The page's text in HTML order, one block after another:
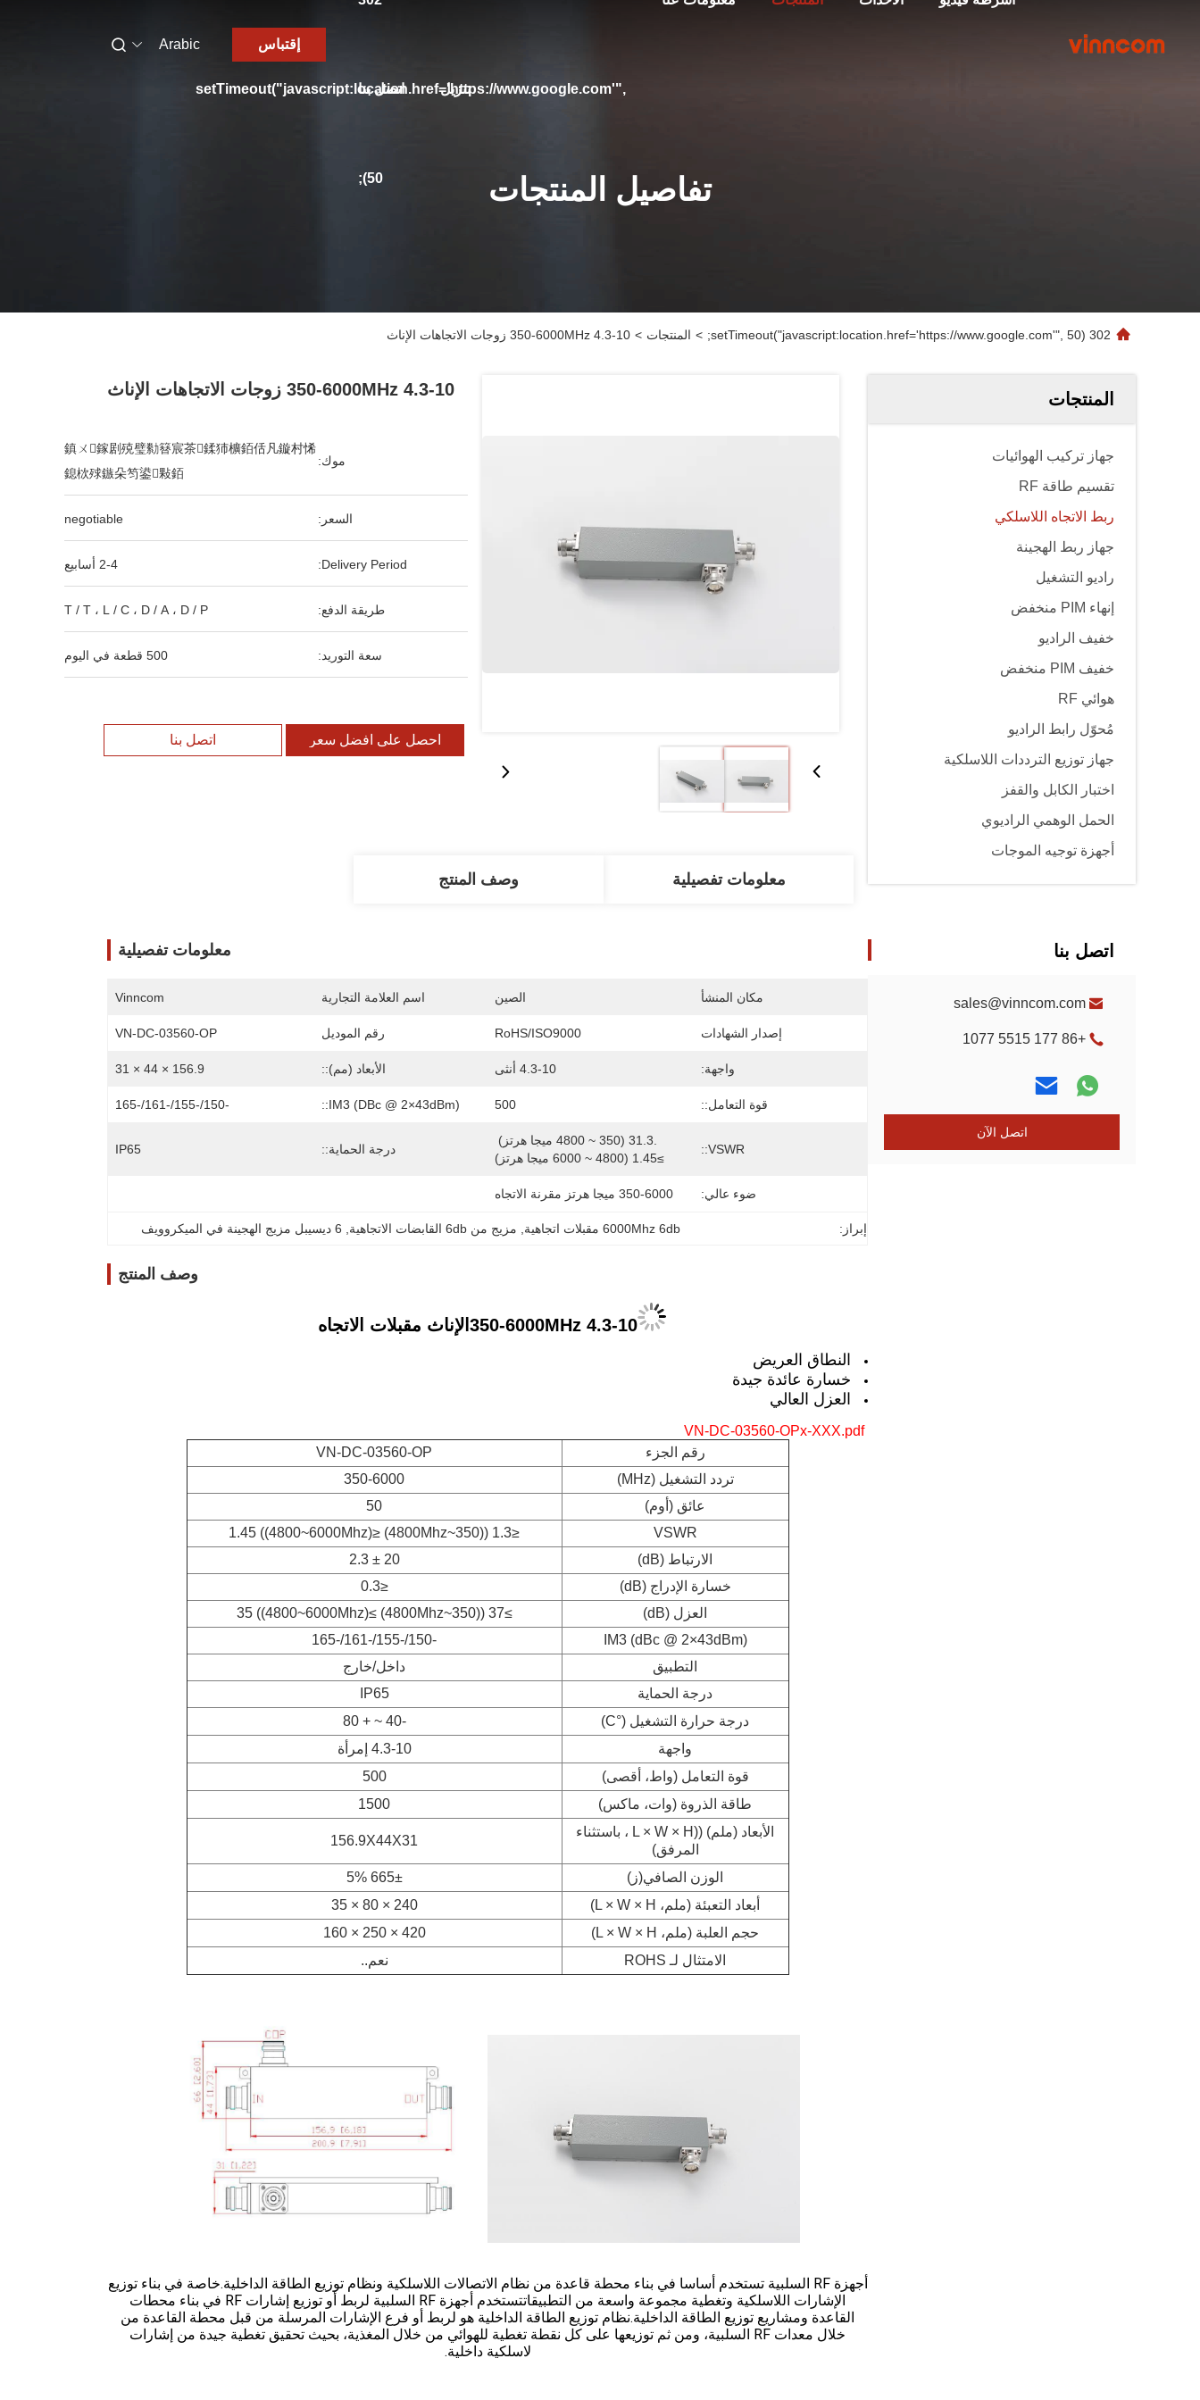
setTimeout("javascript:location.href='https://www.google.com'",
50);
اتصل بنا تنزيل
إقتباس Arabic
تفاصيل المنتجات
302 setTimeout("javascript:location.href='https://www.google.com'", 50);
> المنتجات > 350-6000MHz 4.3-10 زوجات الاتجاهات الإناث
المنتجات
جهاز تركيب الهوائيات
تقسيم طاقة RF
ربط الاتجاه اللاسلكي
جهاز ربط الهجينة
راديو التشغيل
إنهاء PIM منخفض
خفيف الراديو
خفيف PIM منخفض
هوائي RF
مُحوّل رابط الراديو
جهاز توزيع الترددات اللاسلكية
اختبار الكابل والقفز
الحمل الوهمي الراديوي
أجهزة توجيه الموجات
اتصل بنا
sales@vinncom.com
+86 177 5515 1077
اتصل الآن
350-6000MHz 4.3-10 زوجات الاتجاهات الإناث
موك:
鎮ㄨ鎵剧殑璧勬簮宸茶鍒犻櫎銆佸凡鏇村悕
鎴栨殏鏃朵笉鍙敤銆
السعر: negotiable
Delivery Period: 2-4 أسابيع
طريقة الدفع: T / T ، L / C ، D / A ، D / P
سعة التوريد: 500 قطعة في اليوم
احصل على افضل سعر اتصل بنا
معلومات تفصيلية وصف المنتج
معلومات تفصيلية
مكان المنشأ الصين اسم العلامة التجارية Vinncom
إصدار الشهادات RoHS/ISO9000 رقم الموديل VN-DC-03560-OP
واجهة: 4.3-10 أنثى الأبعاد (مم):: 156.9 × 44 × 31
قوة التعامل:: 500
IM3 (DBc @ 2×43dBm)::
-150/-155/-161/-165
VSWR::
≥1.45 (4800 ~ 6000 ميجا هرتز)
درجة الحماية:: IP65
ضوء عالي: 350-6000 ميجا هرتز مقرنة الاتجاه
إبراز: 6000Mhz 6db مقبلات اتجاهية مزيج من 6db القابضات الاتجاهية 6 ديسيبل مزيج الهجينة في الميكروويف
وصف المنتج
350-6000MHz 4.3-10 الإناث مقبلات الاتجاه
النطاق العريض
خسارة عائدة جيدة
العزل العالي
VN-DC-03560-OPx-XXX.pdf
رقم الجزء
VN-DC-03560-OP
تردد التشغيل (MHz)
350-6000
عائق (أوم)
50
VSWR
≤1.3 ((350~4800Mhz) ≤1.45 ((4800~6000Mhz)
الارتباط (dB)
20 ± 2.3
خسارة الإدراج (dB)
≤0.3
العزل (dB)
≥37 ((350~4800Mhz) ≥35 ((4800~6000Mhz)
IM3 (dBc @ 2×43dBm)
-150/-155/-161/-165
التطبيق
داخل/خارج
درجة الحماية
IP65
درجة حرارة التشغيل (°C)
-40 ~ + 80
واجهة
4.3-10 إمرأة
قوة التعامل (واط، أقصى)
500
طاقة الذروة (وات، ماكس)
1500
الأبعاد (ملم) ((L × W × H ، باستثناء
المرفق)
156.9X44X31
الوزن الصافي(ز)
665± 5%
أبعاد التعبئة (ملم، L × W × H)
240 × 80 × 35
حجم العلبة (ملم، L × W × H)
420 × 250 × 160
الامتثال لـ ROHS
نعم..
أجهزة RF السلبية تستخدم أساسا في بناء محطة قاعدة من نظام الاتصالات اللاسلكية ونظام توزيع الطاقة الداخلية.خاصة في بناء توزيع
الإشارات اللاسلكية وتغطية مجموعة واسعة من التطبيقاتتستخدم أجهزة RF السلبية لربط أو توزيع إشارات RF في بناء محطات
القاعدة ومشاريع توزيع الطاقة الداخلية.نظام توزيع الطاقة الداخلية هو لربط أو فرع الإشارات المرسلة من قبل محطة القاعدة من
خلال معدات RF السلبية، ومن ثم توزيعها على كل نقطة تغطية للهوائي من خلال المغذية، بحيث تحقيق تغطية جيدة من إشارات
لاسلكية داخلية.